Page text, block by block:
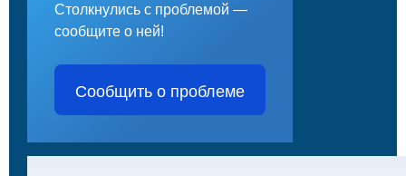
Столкнулись с проблемой —
сообщите о ней!
Сообщить о проблеме